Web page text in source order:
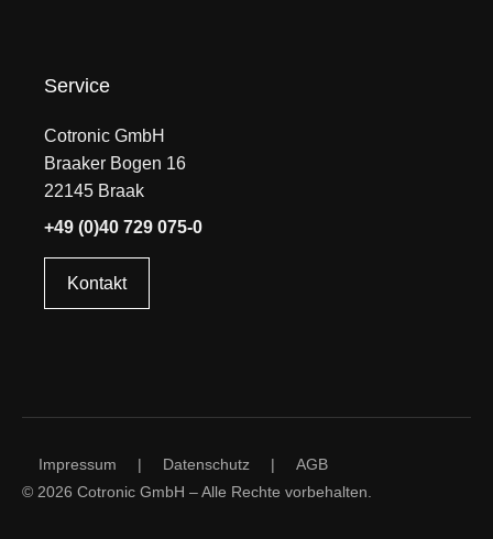
Service
Cotronic GmbH
Braaker Bogen 16
22145 Braak
+49 (0)40 729 075-0
Kontakt
Impressum | Datenschutz |
AGB
© 2026 Cotronic GmbH – Alle Rechte vorbehalten.